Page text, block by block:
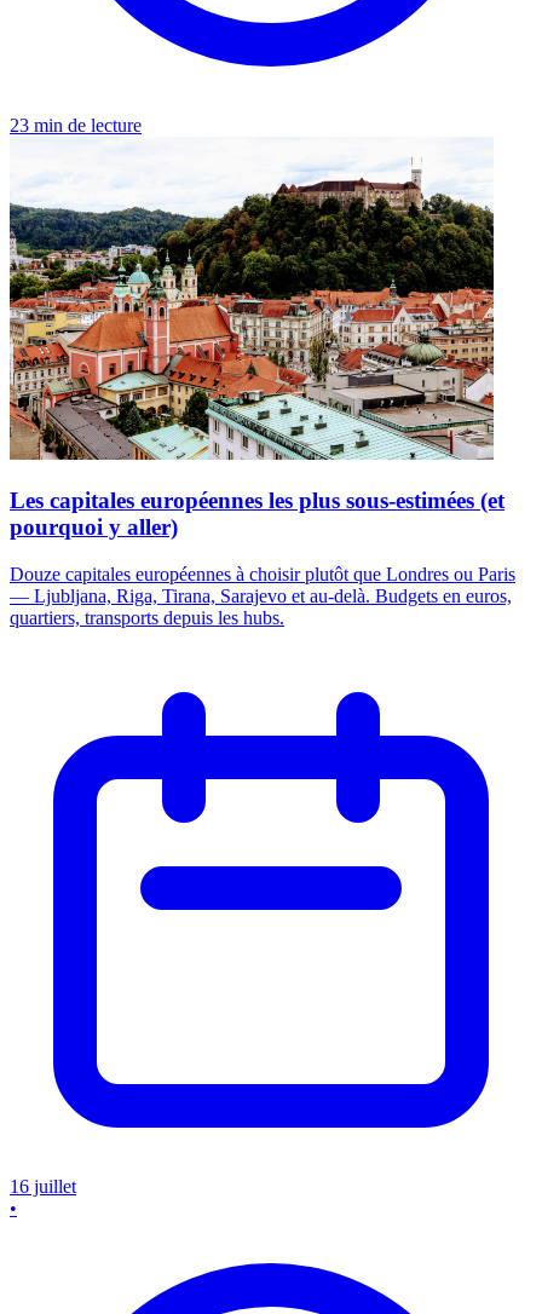
23 min de lecture
Les capitales européennes les plus sous-estimées (et
pourquoi y aller)
Douze capitales européennes à choisir plutôt que Londres ou Paris
— Ljubljana, Riga, Tirana, Sarajevo et au-delà. Budgets en euros,
quartiers, transports depuis les hubs.
16 juillet
•